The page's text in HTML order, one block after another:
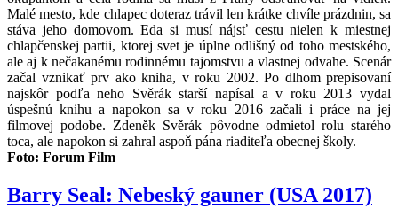
Malé mesto, kde chlapec doteraz trávil len krátke chvíle prázdnin, sa
stáva jeho domovom. Eda si musí nájsť cestu nielen k miestnej
chlapčenskej partii, ktorej svet je úplne odlišný od toho mestského,
ale aj k nečakanému rodinnému tajomstvu a vlastnej odvahe. Scenár
začal vznikať prv ako kniha, v roku 2002. Po dlhom prepisovaní
najskôr podľa neho Svěrák starší napísal a v roku 2013 vydal
úspešnú knihu a napokon sa v roku 2016 začali i práce na jej
filmovej podobe. Zdeněk Svěrák pôvodne odmietol rolu starého
toca, ale napokon si zahral aspoň pána riaditeľa obecnej školy.
Foto: Forum Film
Barry Seal: Nebeský gauner (USA 2017)